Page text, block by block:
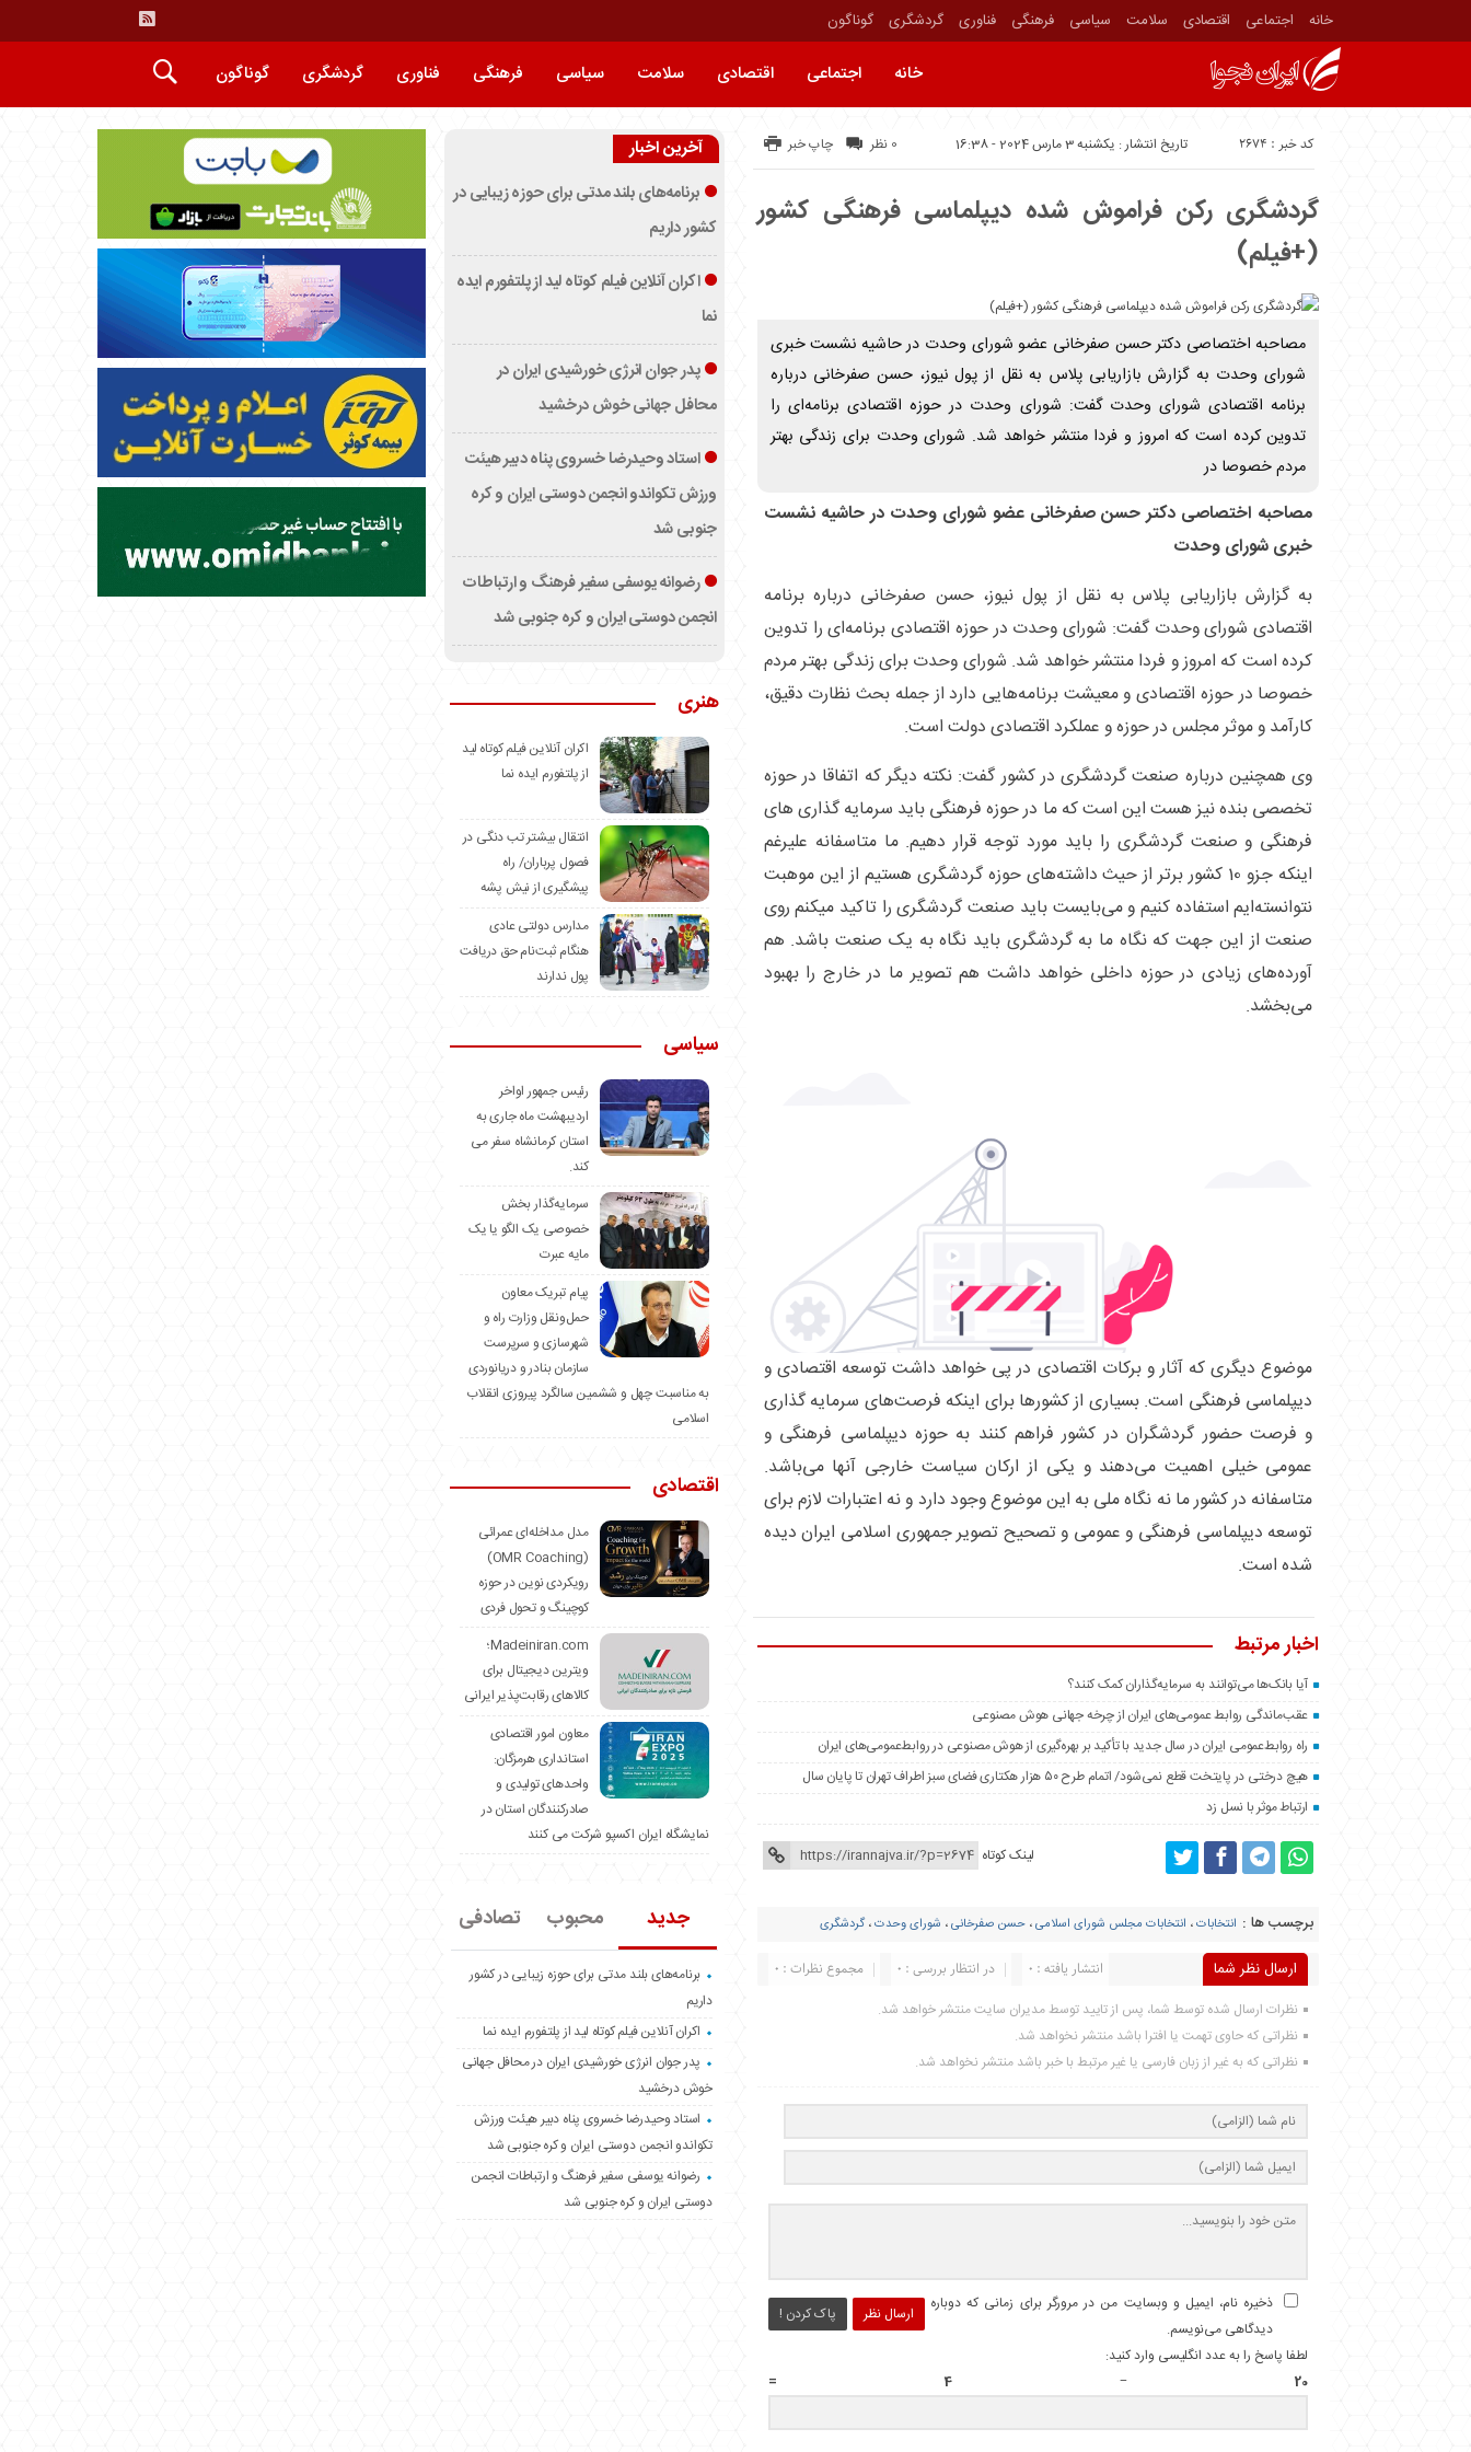
خانه اجتماعی اقتصادی سلامت سیاسی فرهنگی فناوری گردشگری گوناگون
خانه اجتماعی اقتصادی سلامت سیاسی فرهنگی فناوری گردشگری گوناگون
تاریخ انتشار : یکشنبه 3 مارس 2024 - 16:38 کد خبر : 2674 چاپ خبر 0 نظر
گردشگری رکن فراموش شده دیپلماسی فرهنگی کشور
(+فیلم)
مصاحبه اختصاصی دکتر حسن صفرخانی عضو شورای وحدت در حاشیه نشست خبری
شورای وحدت به گزارش بازاریابی پلاس به نقل از پول نیوز، حسن صفرخانی درباره
برنامه اقتصادی شورای وحدت گفت: شورای وحدت در حوزه اقتصادی برنامه‌ای را
تدوین کرده است که امروز و فردا منتشر خواهد شد. شورای وحدت برای زندگی بهتر
مردم خصوصا در
مصاحبه اختصاصی دکتر حسن صفرخانی عضو شورای وحدت در حاشیه نشست
خبری شورای وحدت
به گزارش بازاریابی پلاس به نقل از پول نیوز، حسن صفرخانی درباره برنامه
اقتصادی شورای وحدت گفت: شورای وحدت در حوزه اقتصادی برنامه‌ای را تدوین
کرده است که امروز و فردا منتشر خواهد شد. شورای وحدت برای زندگی بهتر مردم
خصوصا در حوزه اقتصادی و معیشت برنامه‌هایی دارد از جمله بحث نظارت دقیق،
کارآمد و موثر مجلس در حوزه و عملکرد اقتصادی دولت است.
وی همچنین درباره صنعت گردشگری در کشور گفت: نکته دیگر که اتفاقا در حوزه
تخصصی بنده نیز هست این است که ما در حوزه فرهنگی باید سرمایه گذاری های
فرهنگی و صنعت گردشگری را باید مورد توجه قرار دهیم. ما متاسفانه علیرغم
اینکه جزو 10 کشور برتر از حیث داشته‌های حوزه گردشگری هستیم از این موهبت
نتوانسته‌ایم استفاده کنیم و می‌بایست باید صنعت گردشگری را تاکید میکنم روی
صنعت از این جهت که نگاه ما به گردشگری باید نگاه به یک صنعت باشد. هم
آورده‌های زیادی در حوزه داخلی خواهد داشت هم تصویر ما در خارج را بهبود
می‌بخشد.
موضوع دیگری که آثار و برکات اقتصادی در پی خواهد داشت توسعه اقتصادی و
دیپلماسی فرهنگی است. بسیاری از کشورها برای اینکه فرصت‌های سرمایه گذاری
و فرصت حضور گردشگران در کشور فراهم کنند به حوزه دیپلماسی فرهنگی و
عمومی خیلی اهمیت می‌دهند و یکی از ارکان سیاست خارجی آنها می‌باشد.
متاسفانه در کشور ما نه نگاه ملی به این موضوع وجود دارد و نه اعتبارات لازم برای
توسعه دیپلماسی فرهنگی و عمومی و تصحیح تصویر جمهوری اسلامی ایران دیده
شده است.
اخبار مرتبط
آیا بانک‌ها می‌توانند به سرمایه‌گذاران کمک کنند؟
عقب‌ماندگی روابط عمومی‌های ایران از چرخه جهانی هوش مصنوعی
راه روابط‌عمومی ایران در سال جدید با تأکید بر بهره‌گیری از هوش مصنوعی در روابط‌عمومی‌های ایران
هیچ درختی در پایتخت قطع نمی‌شود/ اتمام طرح ۵۰ هزار هکتاری فضای سبز اطراف تهران تا پایان سال
ارتباط موثر با نسل زد
لینک کوتاه
برچسب ها : انتخابات، انتخابات مجلس شورای اسلامی، حسن صفرخانی، شورای وحدت،گردشگری
ارسال نظر شما مجموع نظرات : 0 در انتظار بررسی : 0 انتشار یافته : 0
نظرات ارسال شده توسط شما، پس از تایید توسط مدیران سایت منتشر خواهد شد.
نظراتی که حاوی تهمت یا افترا باشد منتشر نخواهد شد.
نظراتی که به غیر از زبان فارسی یا غیر مرتبط با خبر باشد منتشر نخواهد شد.
ارسال نظر پاک کردن !
ذخیره نام، ایمیل و وبسایت من در مرورگر برای زمانی که دوباره
دیدگاهی می‌نویسم.
لطفا پاسخ را به عدد انگلیسی وارد کنید:
20 − 4 =
آخرین اخبار
برنامه‌های بلند مدتی برای حوزه زیبایی در
کشور داریم
اکران آنلاین فیلم کوتاه لید از پلتفورم ایده
نما
پدر جوان انرژی خورشیدی ایران در
محافل جهانی خوش درخشید
استاد وحیدرضا خسروی پناه دبیر هیئت
ورزش تکواندو انجمن دوستی ایران و کره
جنوبی شد
رضوانه یوسفی سفیر فرهنگ و ارتباطات
انجمن دوستی ایران و کره جنوبی شد
هنری
اکران آنلاین فیلم کوتاه لید
از پلتفورم ایده نما
انتقال بیشتر تب دنگی در
فصول پرباران/ راه
پیشگیری از نیش پشه
مدارس دولتی عادی
هنگام ثبت‌نام حق دریافت
پول ندارند
سیاسی
رئیس جمهور اواخر
اردیبهشت ماه جاری به
استان کرمانشاه سفر می
کند.
سرمایه‌گذار بخش
خصوصی یک الگو یا یک
مایه عبرت
️پیام تبریک معاون
حمل‌ونقل وزارت راه و
شهرسازی و سرپرست
سازمان بنادر و دریانوردی
به مناسبت چهل و ششمین سالگرد پیروزی انقلاب
اسلامی
اقتصادی
مدل مداخله‌ای عمرائی
(OMR Coaching)
رویکردی نوین در حوزه
کوچینگ و تحول فردی
Madeiniran.com؛
ویترین دیجیتال برای
کالاهای رقابت‌پذیر ایرانی
معاون امور اقتصادی
استانداری هرمزگان:
واحدهای تولیدی و
صادرکنندگان استان در
نمایشگاه ایران اکسپو شرکت می کنند
جدید محبوب تصادفی
برنامه‌های بلند مدتی برای حوزه زیبایی در کشور
داریم
اکران آنلاین فیلم کوتاه لید از پلتفورم ایده نما
پدر جوان انرژی خورشیدی ایران در محافل جهانی
خوش درخشید
استاد وحیدرضا خسروی پناه دبیر هیئت ورزش
تکواندو انجمن دوستی ایران و کره جنوبی شد
رضوانه یوسفی سفیر فرهنگ و ارتباطات انجمن
دوستی ایران و کره جنوبی شد